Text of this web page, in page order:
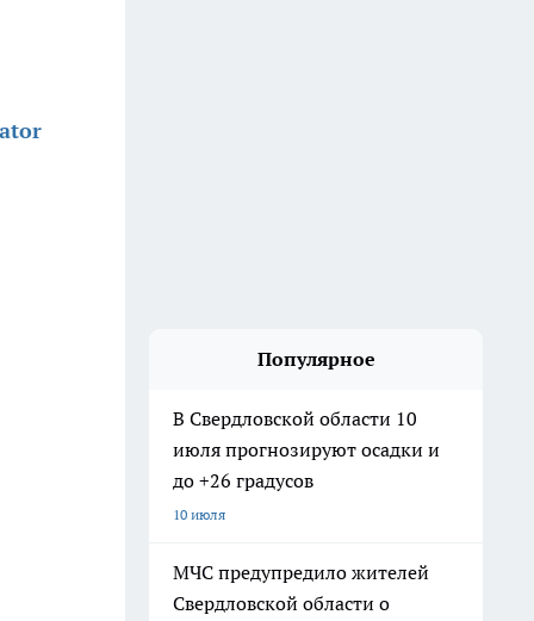
Популярное
В Свердловской области 10
июля прогнозируют осадки и
до +26 градусов
10 июля
МЧС предупредило жителей
Свердловской области о